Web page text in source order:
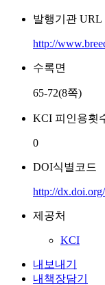
발행기관 URL
http://
수록면
65-72(8쪽)
KCI 피인용횟
0
DOI식별코드
http://
제공처
KCI
내보내기
내책장담기